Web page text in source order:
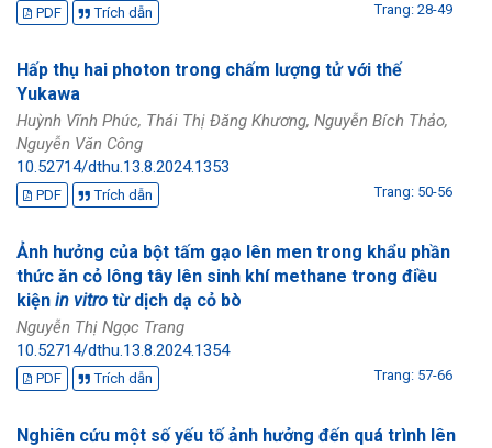
PDF Trích dẫn Trang: 28-49
Hấp thụ hai photon trong chấm lượng tử với thế
Yukawa
Huỳnh Vĩnh Phúc, Thái Thị Đăng Khương, Nguyễn Bích Thảo,
Nguyễn Văn Công
10.52714/dthu.13.8.2024.1353
PDF Trích dẫn Trang: 50-56
Ảnh hưởng của bột tấm gạo lên men trong khẩu phần
thức ăn cỏ lông tây lên sinh khí methane trong điều
kiện in vitro từ dịch dạ cỏ bò
Nguyễn Thị Ngọc Trang
10.52714/dthu.13.8.2024.1354
PDF Trích dẫn Trang: 57-66
Nghiên cứu một số yếu tố ảnh hưởng đến quá trình lên